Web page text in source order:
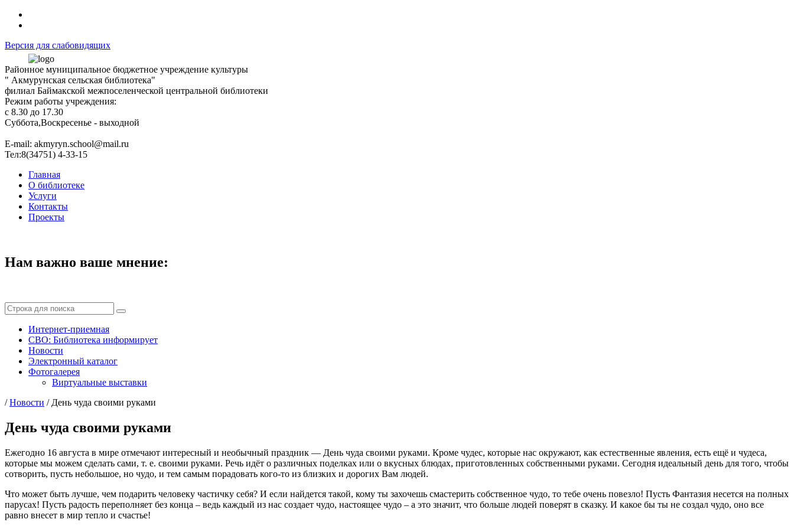
Версия для слабовидящих
Районное муниципальное бюджетное учреждение культуры
" Акмурунская сельская библиотека"
филиал Баймакской межпоселенческой центральной библиотеки
Режим работы учреждения:
с 8.30 до 17.30
Суббота,Воскресенье - выходной
Е-mail: akmyryn.school@mail.ru
Тел:8(34751) 4-33-15
Главная
О библиотеке
Услуги
Контакты
Проекты
Нам важно ваше мнение:
Интернет-приемная
СВО: Библиотека информирует
Новости
Электронный каталог
Фотогалерея
Виртуальные выставки
/Новости / День чуда своими руками
День чуда своими руками
Ежегодно 16 августа в мире отмечают интересный и необычный праздник — День чуда своими руками. Кроме чудес, которые нас окружают, как естественные явления, есть ещё и чудеса,
которые мы можем сделать сами, т. е. своими руками. Речь идёт о различных поделках или о вкусных блюдах, приготовленных собственными руками. Сегодня идеальный день для того, чтобы
сотворить, пусть небольшое, но чудо, и тем самым порадовать кого-то из близких и дорогих Вам людей.
Что может быть лучше, чем подарить человеку частичку себя? И если найдется такой, кому ты захочешь смастерить собственное чудо, то тебе очень повезло! Пусть Фантазия несется на полных
парусах! Пусть радость переполняет без конца – ведь каждый из нас создает чудо, настоящее чудо – а это значит, что больше людей поверят в сказку. И какое бы ты не создал чудо, оно все
равно внесет в мир тепло и счастье!